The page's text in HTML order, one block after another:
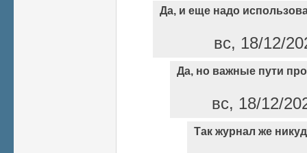
Да, и еще надо
вс, 18/12/
Да, но важные пути
вс, 18/12/
Так журнал же